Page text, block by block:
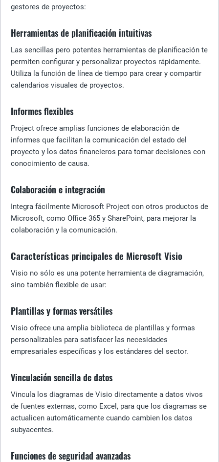
gestores de proyectos:
Herramientas de planificación intuitivas
Las sencillas pero potentes herramientas de planificación te
permiten configurar y personalizar proyectos rápidamente.
Utiliza la función de línea de tiempo para crear y compartir
calendarios visuales de proyectos.
Informes flexibles
Project ofrece amplias funciones de elaboración de
informes que facilitan la comunicación del estado del
proyecto y los datos financieros para tomar decisiones con
conocimiento de causa.
Colaboración e integración
Integra fácilmente Microsoft Project con otros productos de
Microsoft, como Office 365 y SharePoint, para mejorar la
colaboración y la comunicación.
Características principales de Microsoft Visio
Visio no sólo es una potente herramienta de diagramación,
sino también flexible de usar:
Plantillas y formas versátiles
Visio ofrece una amplia biblioteca de plantillas y formas
personalizables para satisfacer las necesidades
empresariales específicas y los estándares del sector.
Vinculación sencilla de datos
Vincula los diagramas de Visio directamente a datos vivos
de fuentes externas, como Excel, para que los diagramas se
actualicen automáticamente cuando cambien los datos
subyacentes.
Funciones de seguridad avanzadas